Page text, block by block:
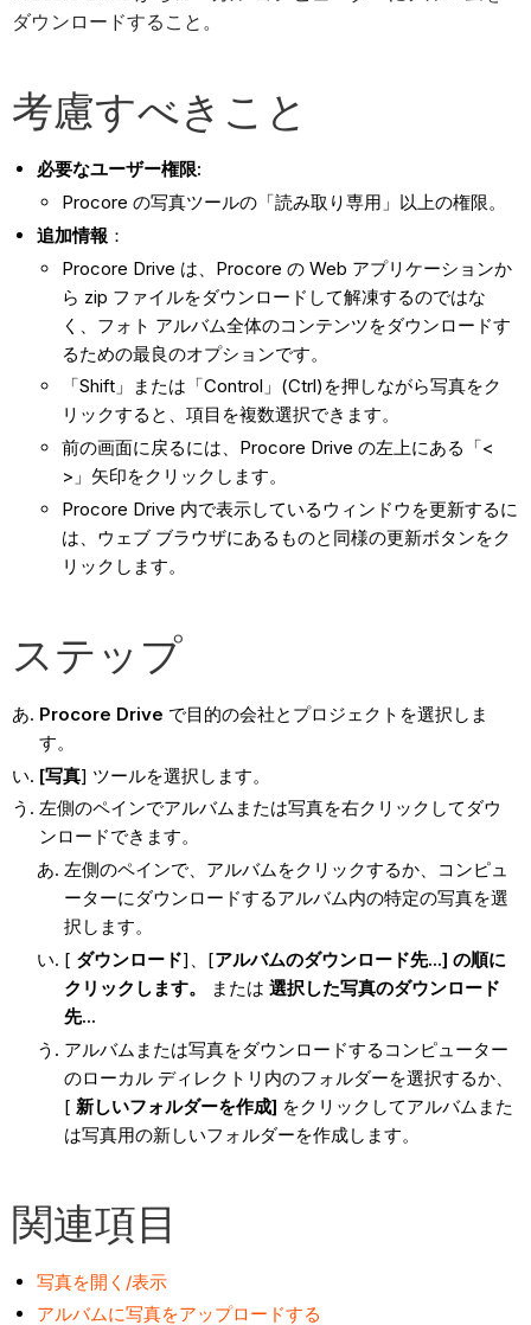
ダウンロードすること。
考慮すべきこと
必要なユーザー権限:
Procore の写真ツールの「読み取り専用」以上の権限。
追加情報 ：
Procore Drive は、Procore の Web アプリケーションか
ら zip ファイルをダウンロードして解凍するのではな
く、フォト アルバム全体のコンテンツをダウンロードす
るための最良のオプションです。
「Shift」または「Control」(Ctrl)を押しながら写真をク
リックすると、項目を複数選択できます。
前の画面に戻るには、Procore Drive の左上にある「<
>」矢印をクリックします。
Procore Drive 内で表示しているウィンドウを更新するに
は、ウェブ ブラウザにあるものと同様の更新ボタンをク
リックします。
ステップ
Procore Drive で目的の会社とプロジェクトを選択しま
す。
[写真] ツールを選択します。
左側のペインでアルバムまたは写真を右クリックしてダウ
ンロードできます。
左側のペインで、アルバムをクリックするか、コンピュ
ーターにダウンロードするアルバム内の特定の写真を選
択します。
[ ダウンロード]、[アルバムのダウンロード先...] の順に
クリックします。
または 選択した写真のダウンロード
先...
アルバムまたは写真をダウンロードするコンピューター
のローカル ディレクトリ内のフォルダーを選択するか、
[ 新しいフォルダーを作成] をクリックしてアルバムまた
は写真用の新しいフォルダーを作成します。
関連項目
写真を開く/表示
アルバムに写真をアップロードする